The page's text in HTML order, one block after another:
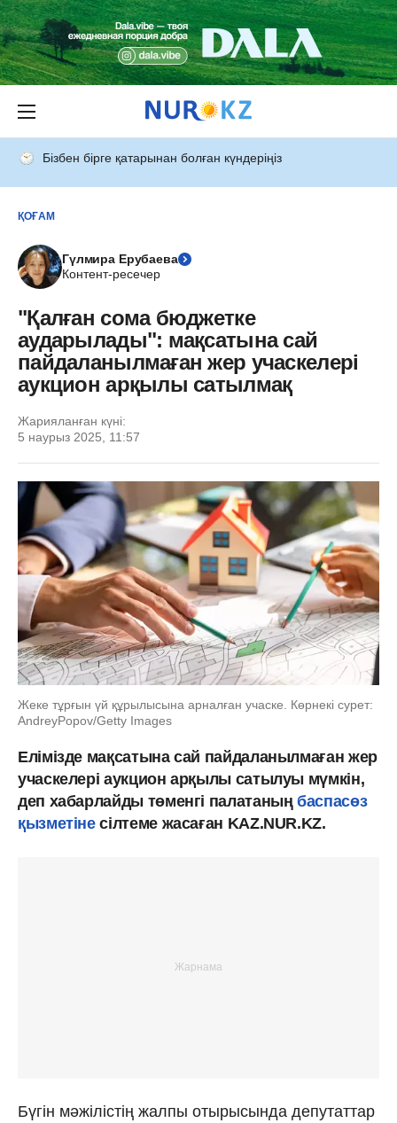
Бізбен бірге қатарынан болған күндеріңіз
ҚОҒАМ
Гүлмира Ерубаева
Контент-ресечер
"Қалған сома бюджетке
аударылады": мақсатына сай
пайдаланылмаған жер учаскелері
аукцион арқылы сатылмақ
Жарияланған күні:
5 наурыз 2025, 11:57
Жеке тұрғын үй құрылысына арналған учаске. Көрнекі сурет:
AndreyPopov/Getty Images
Елімізде мақсатына сай пайдаланылмаған жер
учаскелері аукцион арқылы сатылуы мүмкін,
деп хабарлайды төменгі палатаныңбаспасөз
қызметінесілтеме жасаған KAZ.NUR.KZ.
Бүгін мәжілістің жалпы отырысында депутаттар